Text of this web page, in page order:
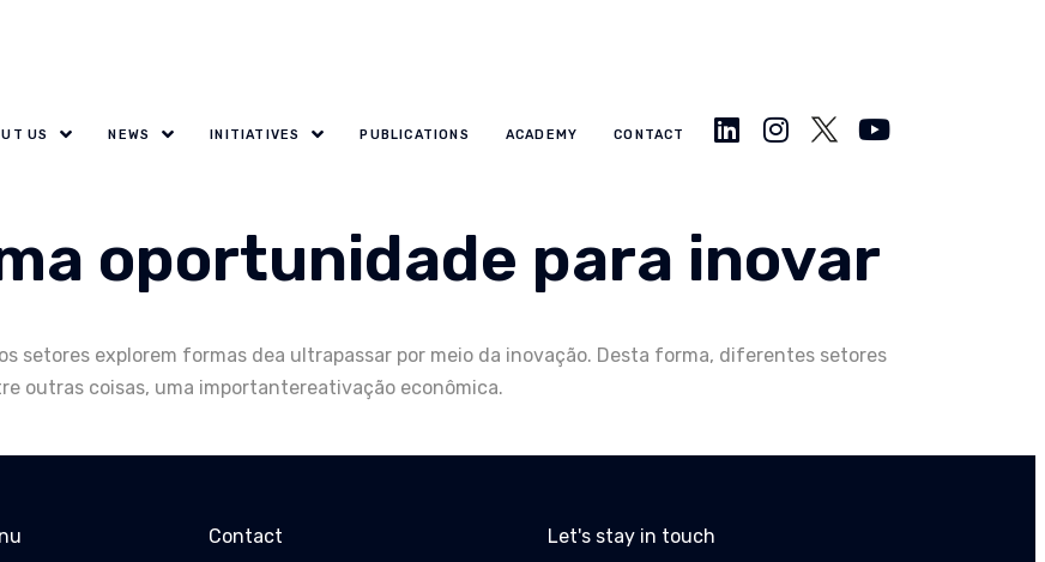
US NEWS INITIATIVES PUBLICATIONS ACADEMY CONTACT
oportunidade para inovar
setores explorem formas dea ultrapassar por meio da inovação. Desta forma, diferentes setores
outras coisas, uma importantereativação econômica.
Contact Let's stay in touch